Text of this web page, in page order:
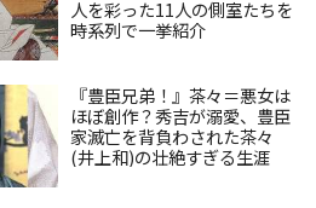
人を彩った11人の側室たちを
時系列で一挙紹介
『豊臣兄弟！』茶々＝悪女は
ほぼ創作？秀吉が溺愛、豊臣
家滅亡を背負わされた茶々
(井上和)の壮絶すぎる生涯